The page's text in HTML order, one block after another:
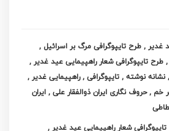
غدیر , طرح تایپوگرافی مرگ بر اسرائیل ,
طرح تایپوگرافی شعار راهپیمایی عید غدیر ,
خوشنویسی وعده صادق 3 , نشانه نوشته , تایپوگرافی , راهپیمایی غدیر ,
, حروف نگاری ایران ذوالفقار علی , ایران
شعار راهپیمایی عید غدیر ,